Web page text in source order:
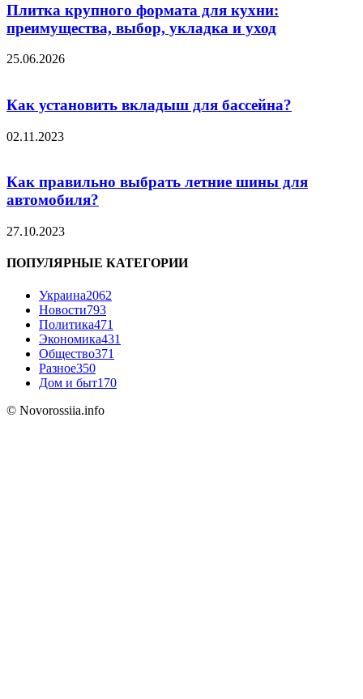
Плитка крупного формата для кухни:
преимущества, выбор, укладка и уход
25.06.2026
Как установить вкладыш для бассейна?
02.11.2023
Как правильно выбрать летние шины для
автомобиля?
27.10.2023
ПОПУЛЯРНЫЕ КАТЕГОРИИ
Украина2062
Новости793
Политика471
Экономика431
Общество371
Разное350
Дом и быт170
© Novorossiia.info